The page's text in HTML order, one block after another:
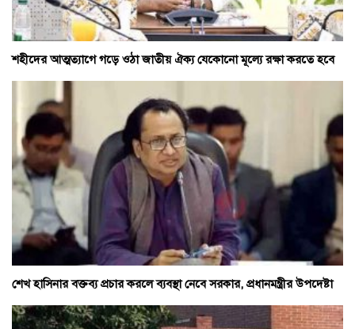
শহীদের আত্মত্যাগে গড়ে ওঠা জাতীয় ঐক্য যেকোনো মূল্যে রক্ষা করতে হবে
শেখ হাসিনার বক্তব্য প্রচার করলে ব্যবস্থা নেবে সরকার, প্রধানমন্ত্রীর উপদেষ্টা